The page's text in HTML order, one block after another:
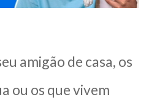
amigão de casa, os
ou os que vivem